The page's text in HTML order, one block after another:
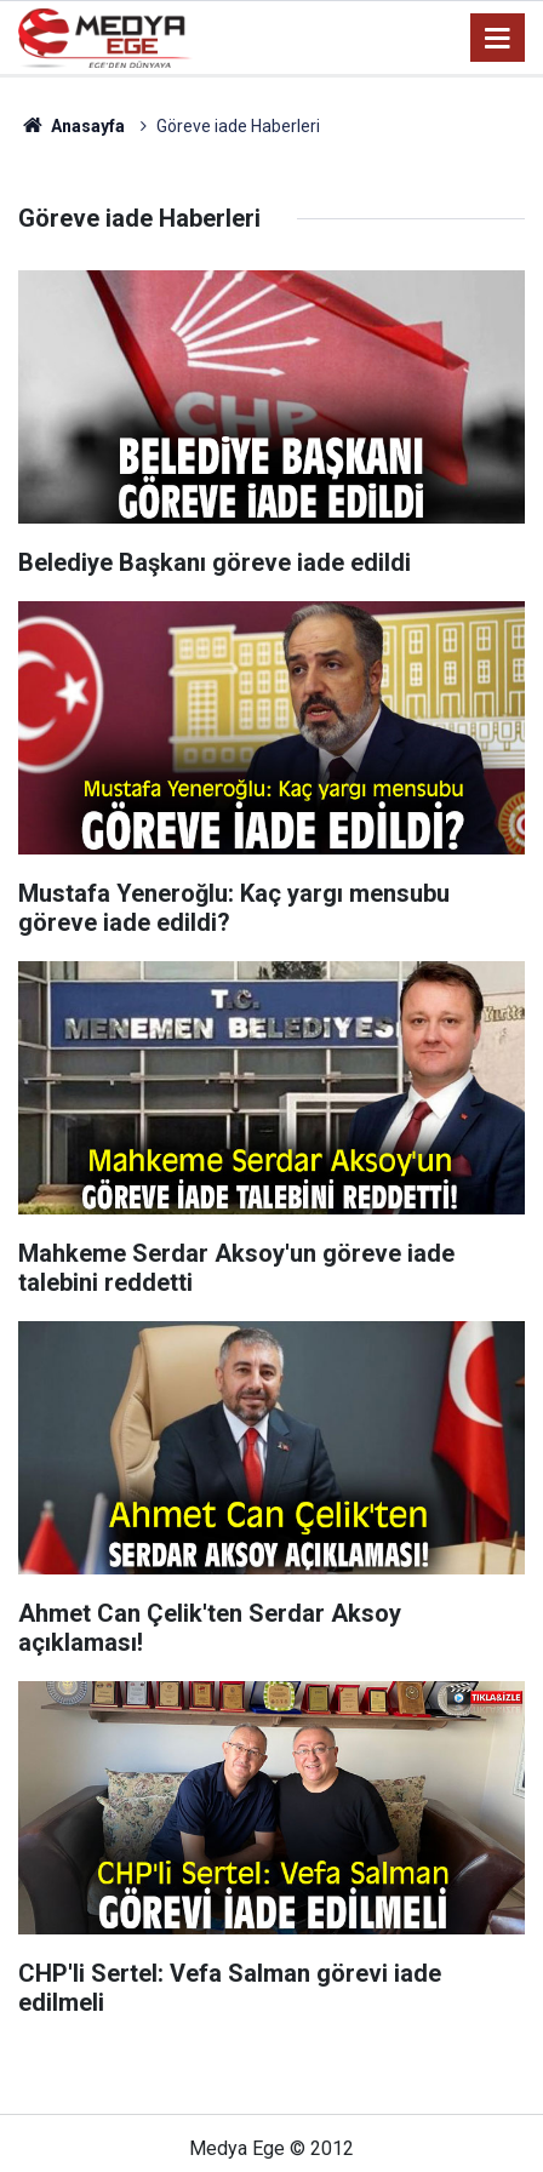
Anasayfa Göreve iade Haberleri
Göreve iade Haberleri
Belediye Başkanı göreve iade edildi
Mustafa Yeneroğlu: Kaç yargı mensubu
göreve iade edildi?
Mahkeme Serdar Aksoy'un göreve iade
talebini reddetti
Ahmet Can Çelik'ten Serdar Aksoy
açıklaması!
CHP'li Sertel: Vefa Salman görevi iade
edilmeli
Medya Ege © 2012